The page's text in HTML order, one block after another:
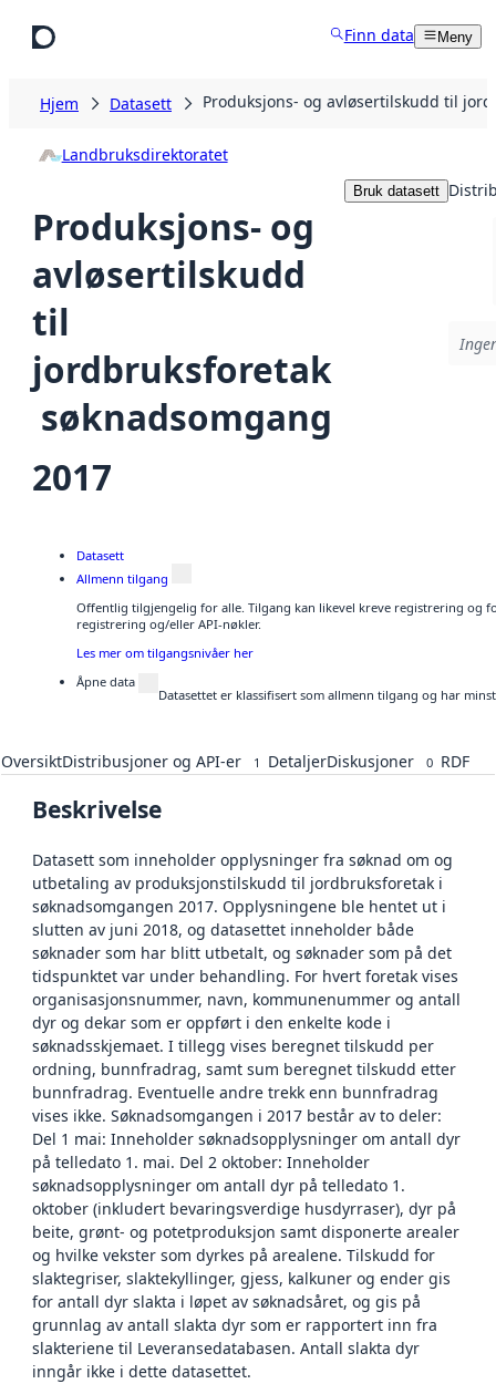
Finn data Meny
Hjem Datasett Produksjons- og avløsertilskudd til
Landbruksdirektoratet
Produksjons- og
avløsertilskudd
til
jordbruksforetak
 søknadsomgang
2017
Bruk datasett
Datasett
Allmenn tilgang
Offentlig tilgjengelig for alle. Tilgang kan likevel kreve registrering og
registrering og/eller API-nøkler.
Les mer om tilgangsnivåer her
Åpne data
Datasettet er klassifisert som allmenn tilgang og har
OversiktDistribusjoner og API-er 1 DetaljerDiskusjoner 0 RDF
Beskrivelse
Datasett som inneholder opplysninger fra søknad om og
utbetaling av produksjonstilskudd til jordbruksforetak i
søknadsomgangen 2017. Opplysningene ble hentet ut i
slutten av juni 2018, og datasettet inneholder både
søknader som har blitt utbetalt, og søknader som på det
tidspunktet var under behandling. For hvert foretak vises
organisasjonsnummer, navn, kommunenummer og antall
dyr og dekar som er oppført i den enkelte kode i
søknadsskjemaet. I tillegg vises beregnet tilskudd per
ordning, bunnfradrag, samt sum beregnet tilskudd etter
bunnfradrag. Eventuelle andre trekk enn bunnfradrag
vises ikke. Søknadsomgangen i 2017 består av to deler:
Del 1 mai: Inneholder søknadsopplysninger om antall dyr
på telledato 1. mai. Del 2 oktober: Inneholder
søknadsopplysninger om antall dyr på telledato 1.
oktober (inkludert bevaringsverdige husdyrraser), dyr på
beite, grønt- og potetproduksjon samt disponerte arealer
og hvilke vekster som dyrkes på arealene. Tilskudd for
slaktegriser, slaktekyllinger, gjess, kalkuner og ender gis
for antall dyr slakta i løpet av søknadsåret, og gis på
grunnlag av antall slakta dyr som er rapportert inn fra
slakteriene til Leveransedatabasen. Antall slakta dyr
inngår ikke i dette datasettet.